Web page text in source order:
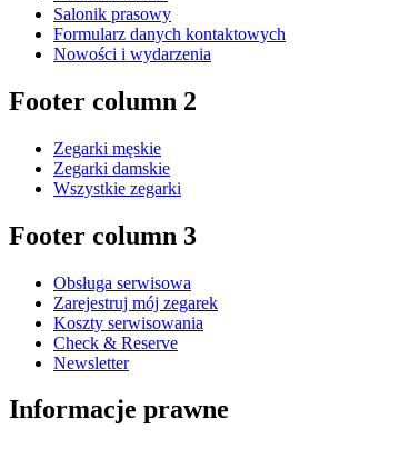
Salonik prasowy
Formularz danych kontaktowych
Nowości i wydarzenia
Footer column 2
Zegarki męskie
Zegarki damskie
Wszystkie zegarki
Footer column 3
Obsługa serwisowa
Zarejestruj mój zegarek
Koszty serwisowania
Check & Reserve
Newsletter
Informacje prawne